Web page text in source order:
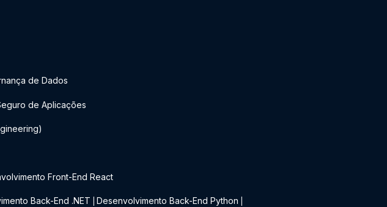
de Dados
de Aplicações
Front-End React
Back-End .NET Desenvolvimento Back-End Python